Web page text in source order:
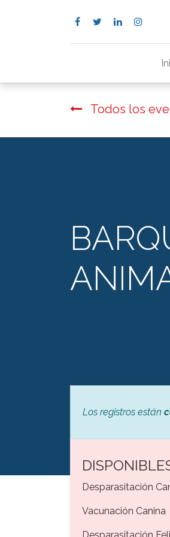
Todos los
Los registros están
Desparasitación
Vacunación Canina
Desparasitación